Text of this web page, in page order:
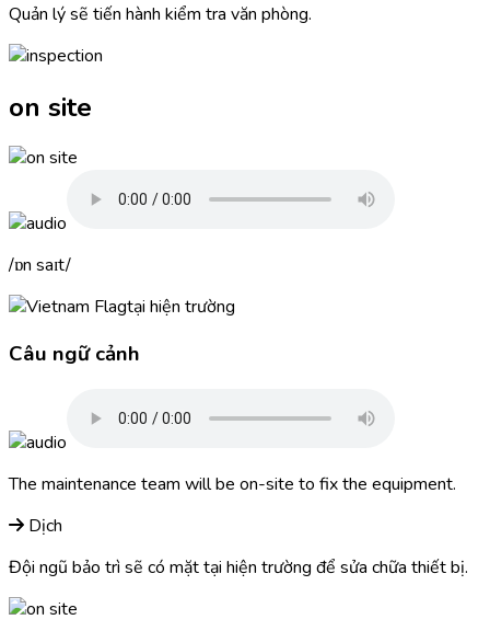
Quản lý sẽ tiến hành kiểm tra văn phòng.
on site
ɒn saɪt
tại hiện trường
Câu ngữ cảnh
The maintenance team will be on-site to fix the equipment.
Dịch
Đội ngũ bảo trì sẽ có mặt tại hiện trường để sửa chữa thiết bị.